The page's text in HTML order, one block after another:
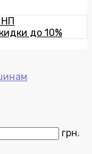
НП
до 10%
грн.